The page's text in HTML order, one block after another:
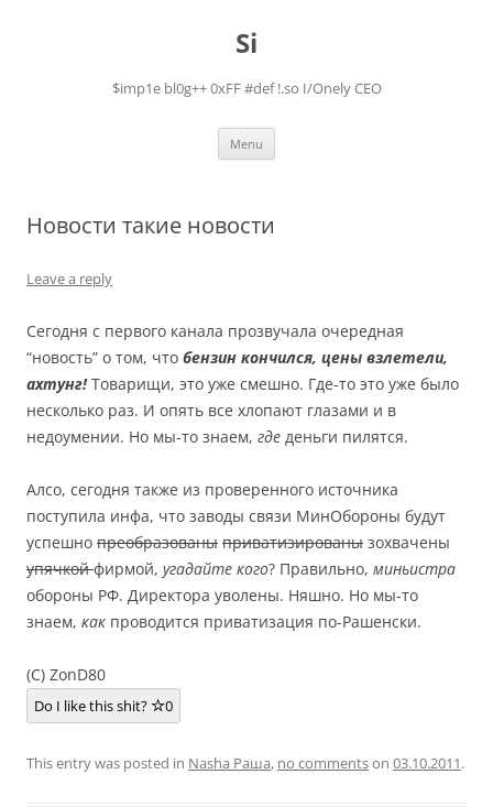
Si
$imp1e bl0g++ 0xFF #def !.so I/Onely CEO
Menu
Новости такие новости
Leave a reply
Сегодня с первого канала прозвучала очередная
“новость” о том, что бензин кончился, цены взлетели,
ахтунг!Товарищи, это уже смешно. Где-то это уже было
несколько раз. И опять все хлопают глазами и в
недоумении. Но мы-то знаем, где деньги пилятся.
Алсо, сегодня также из проверенного источника
поступила инфа, что заводы связи МинОбороны будут
успешно преобразованы приватизированы зохвачены
упячкойфирмой, угадайте кого? Правильно, миньистра
обороны РФ. Директора уволены. Няшно. Но мы-то
знаем, как проводится приватизация по-Рашенски.
(C) ZonD80
Do I like this shit? 0
This entry was posted in Nasha Раша, no commentson 03.10.2011.